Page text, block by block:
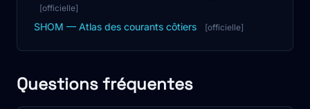
[officielle]
SHOM — Atlas des courants côtiers [officielle]
Questions fréquentes